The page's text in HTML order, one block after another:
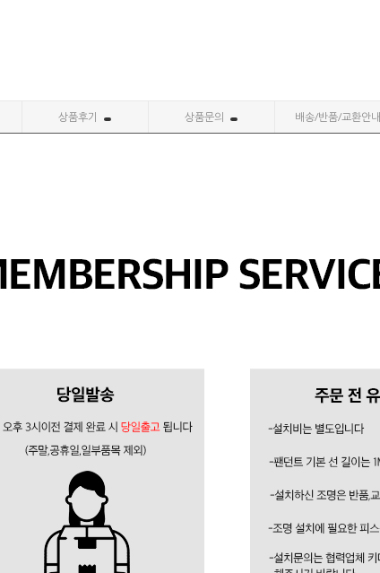
상품후기 상품문의 배송/반품/교환안내